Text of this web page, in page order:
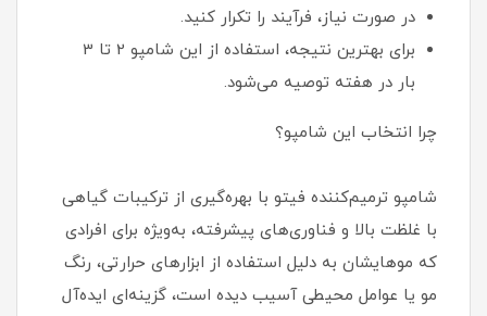
در صورت نیاز، فرآیند را تکرار کنید.
برای بهترین نتیجه، استفاده از این شامپو 2 تا 3
بار در هفته توصیه می‌شود.
چرا انتخاب این شامپو؟
شامپو ترمیم‌کننده فیتو با بهره‌گیری از ترکیبات گیاهی
با غلظت بالا و فناوری‌های پیشرفته، به‌ویژه برای افرادی
که موهایشان به دلیل استفاده از ابزارهای حرارتی، رنگ
مو یا عوامل محیطی آسیب دیده است، گزینه‌ای ایده‌آل